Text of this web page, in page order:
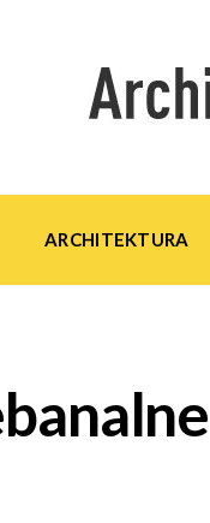
ARCHITEKTURA